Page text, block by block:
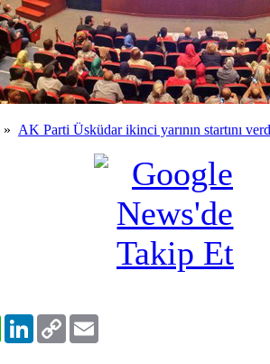
» AK Parti Üsküdar ikinci yarının startını
WhatsAppLinkedIn
Copy
Link